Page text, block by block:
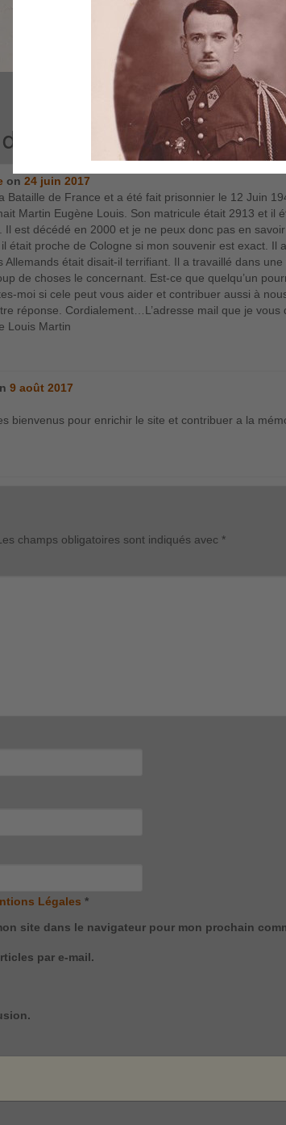
« carte-de-la-6e-région
on 24 juin 2017
de France et a été fait prisonnier le 12 Juin
Martin Eugène Louis. Son matricule était 2913 et il
est décédé en 2000 et je ne peux donc pas en
était proche de Cologne si mon souvenir est exact. Il
était disait-il terrifiant. Il a travaillé dans
de choses le concernant. Est-ce que quelqu’un
moi si cele peut vous aider et contribuer aussi à
réponse. Cordialement…L’adresse mail que je vous
Louis Martin
9 août 2017
bienvenus pour enrichir le site et contribuer a la
champs obligatoires sont indiqués avec *
Légales *
site dans le navigateur pour mon prochain
par e-mail.